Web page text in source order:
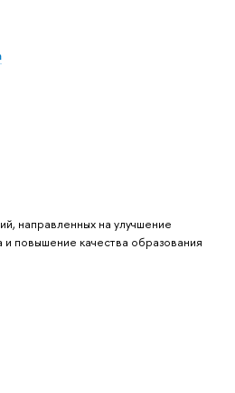
направленных на улучшение
и повышение качества образования